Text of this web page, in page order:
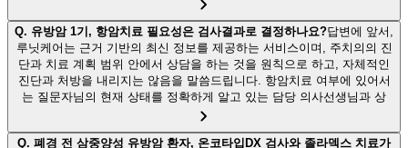
Q. 유방암 1기, 항암치료 필요성은 검사결과로 결정하나요?답변에 앞서,
루닛케어는 근거 기반의 최신 정보를 제공하는 서비스이며, 주치의의 진
단과 치료 계획 범위 안에서 상담을 하는 것을 원칙으로 하고, 자체적인
진단과 처방을 내리지는 않음을 말씀드립니다. 항암치료 여부에 있어서
는 질문자님의 현재 상태를 정확하게 알고 있는 담당 의사선생님과 상
Q. 폐경 전 삼중양성 유방암 환자, 온코타입DX 검사와 졸라덱스 치료가